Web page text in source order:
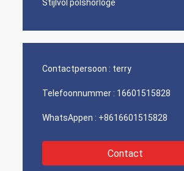
Stijlvol polshorloge
Contactpersoon : terry
Telefoonnummer : 16601515828
WhatsAppen : +8616601515828
Contact